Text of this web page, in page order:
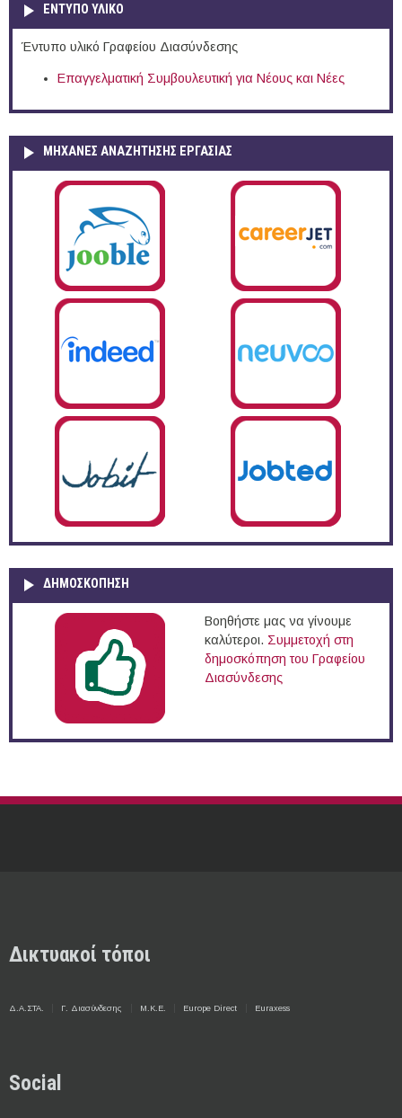
ΕΝΤΥΠΟ ΥΛΙΚΟ
Έντυπο υλικό Γραφείου Διασύνδεσης
Επαγγελματική Συμβουλευτική για Νέους και Νέες
ΜΗΧΑΝΕΣ ΑΝΑΖΗΤΗΣΗΣ ΕΡΓΑΣΙΑΣ
ΔΗΜΟΣΚΌΠΗΣΗ
Βοηθήστε μας να γίνουμε
καλύτεροι. Συμμετοχή στη
δημοσκόπηση του Γραφείου
Διασύνδεσης
Δικτυακοί τόποι
Δ.Α.ΣΤΑ. Γ. Διασύνδεσης Μ.Κ.Ε. Europe Direct Euraxess
Social